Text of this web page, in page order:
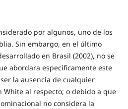
por algunos, uno de los
Sin embargo, en el último
en Brasil (2002), no se
abordara específicamente este
ser la ausencia de cualquier
White al respecto; o debido a que
no considera la